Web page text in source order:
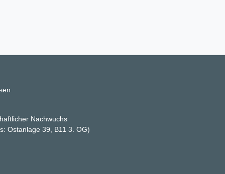
Nachwuchs
Ostanlage 39, B11 3. OG)